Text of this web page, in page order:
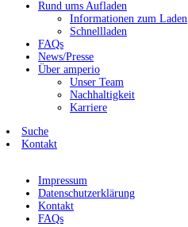
Rund ums Aufladen
Informationen zum Laden
Schnellladen
FAQs
News/Presse
Über amperio
Unser Team
Nachhaltigkeit
Karriere
Suche
Kontakt
Impressum
Datenschutzerklärung
Kontakt
FAQs